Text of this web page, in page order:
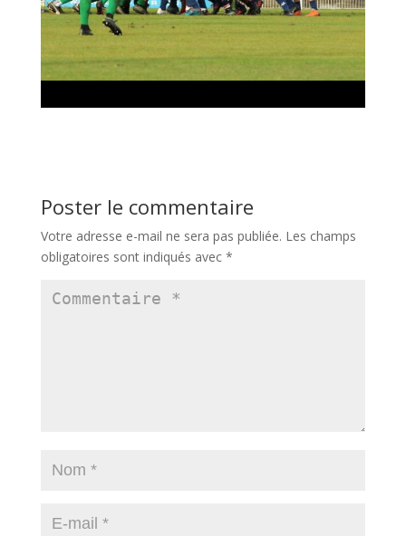
Poster le commentaire
Votre adresse e-mail ne sera pas publiée. Les champs
obligatoires sont indiqués avec *